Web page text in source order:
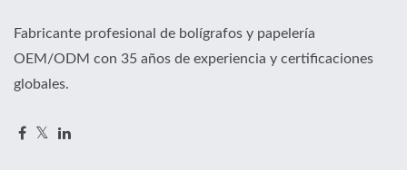
Fabricante profesional de bolígrafos y papelería
OEM/ODM con 35 años de experiencia y certificaciones
globales.